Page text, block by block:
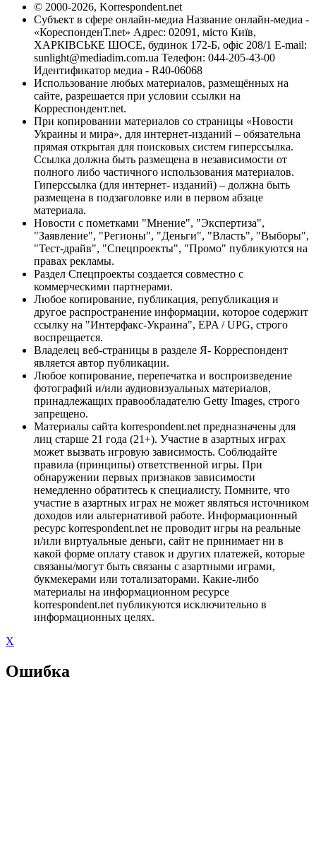
© 2000-2026, Korrespondent.net
Субъект в сфере онлайн-медиа Название онлайн-медиа -
«КореспонденТ.net» Адрес: 02091, місто Київ,
ХАРКІВСЬКЕ ШОСЕ, будинок 172-Б, офіс 208/1 E-mail:
sunlight@mediadim.com.ua Телефон: 044-205-43-00
Идентификатор медиа - R40-06068
Использование любых материалов, размещённых на
сайте, разрешается при условии ссылки на
Корреспондент.net.
При копировании материалов со страницы «Новости
Украины и мира», для интернет-изданий – обязательна
прямая открытая для поисковых систем гиперссылка.
Ссылка должна быть размещена в независимости от
полного либо частичного использования материалов.
Гиперссылка (для интернет- изданий) – должна быть
размещена в подзаголовке или в первом абзаце
материала.
Новости с пометками "Мнение", "Экспертиза",
"Заявление", "Регионы", "Деньги", "Власть", "Выборы",
"Тест-драйв", "Спецпроекты", "Промо" публикуются на
правах рекламы.
Раздел Спецпроекты создается совместно с
коммерческими партнерами.
Любое копирование, публикация, републикация и
другое распространение информации, которое содержит
ссылку на "Интерфакс-Украина", EPA / UPG, строго
воспрещается.
Владелец веб-страницы в разделе Я- Корреспондент
является автор публикации.
Любое копирование, перепечатка и воспроизведение
фотографий и/или аудиовизуальных материалов,
принадлежащих правообладателю Getty Images, строго
запрещено.
Материалы сайта korrespondent.net предназначены для
лиц старше 21 года (21+). Участие в азартных играх
может вызвать игровую зависимость. Соблюдайте
правила (принципы) ответственной игры. При
обнаружении первых признаков зависимости
немедленно обратитесь к специалисту. Помните, что
участие в азартных играх не может являться источником
доходов или альтернативой работе. Информационный
ресурс korrespondent.net не проводит игры на реальные
и/или виртуальные деньги, сайт не принимает ни в
какой форме оплату ставок и других платежей, которые
связаны/могут быть связаны с азартными играми,
букмекерами или тотализаторами. Какие-либо
материалы на информационном ресурсе
korrespondent.net публикуются исключительно в
информационных целях.
X
Ошибка